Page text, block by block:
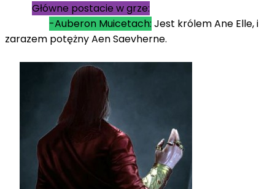
Główne postacie w grze:
-Auberon Muicetach: Jest królem Ane Elle, i
zarazem potężny Aen Saevherne.